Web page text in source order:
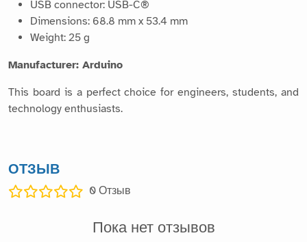
USB connector: USB-C®
Dimensions: 68.8 mm x 53.4 mm
Weight: 25 g
Manufacturer: Arduino
This board is a perfect choice for engineers, students, and
technology enthusiasts.
ОТЗЫВ
0 Отзыв
Пока нет отзывов